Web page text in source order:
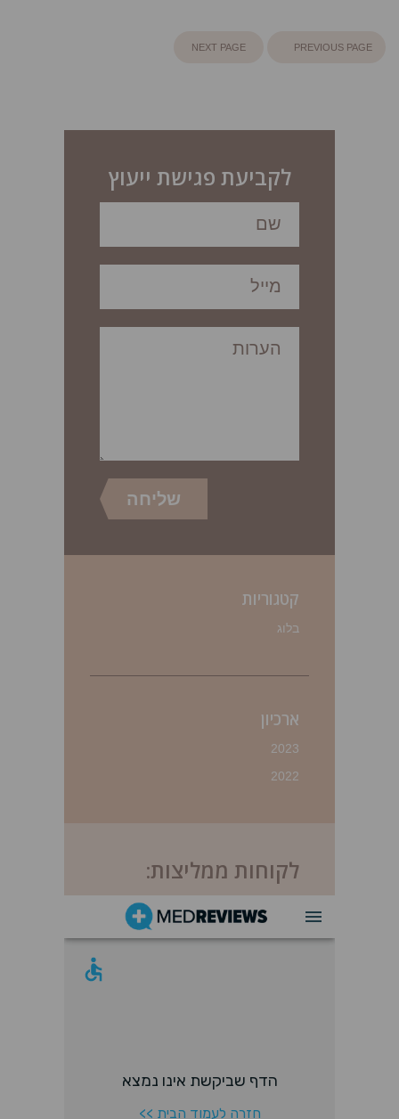
PREVIOUS PAGE
NEXT PAGE
לקביעת פגישת ייעוץ
קטגוריות
בלוג
ארכיון
2023
2022
לקוחות ממליצות: